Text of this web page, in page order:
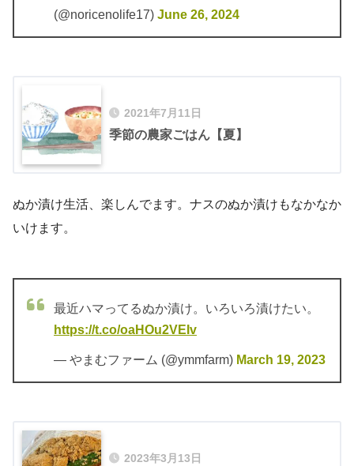
(@noricenolife17) June 26, 2024
2021年7月11日
季節の農家ごはん【夏】
ぬか漬け生活、楽しんでます。ナスのぬか漬けもなかなか
いけます。
最近ハマってるぬか漬け。いろいろ漬けたい。
https://t.co/oaHOu2VEIv
— やまむファーム (@ymmfarm) March 19, 2023
2023年3月13日